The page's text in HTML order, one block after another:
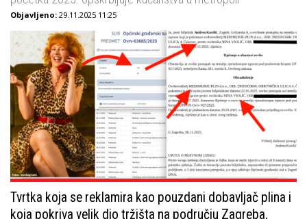
Objavljeno: 29.11.2025 11:25
Tvrtka koja se reklamira kao pouzdani dobavljač plina i
koja pokriva velik dio tržišta na području Zagreba,